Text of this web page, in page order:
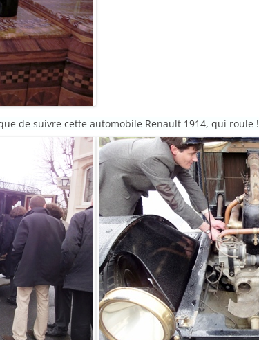
de suivre cette automobile Renault 1914, qui roule !